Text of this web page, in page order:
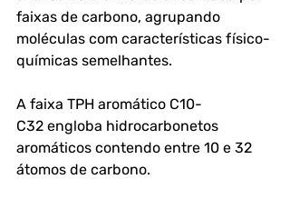
faixas de carbono, agrupando
moléculas com características físico-
químicas semelhantes.
A faixa TPH aromático C10-
C32 engloba hidrocarbonetos
aromáticos contendo entre 10 e 32
átomos de carbono.